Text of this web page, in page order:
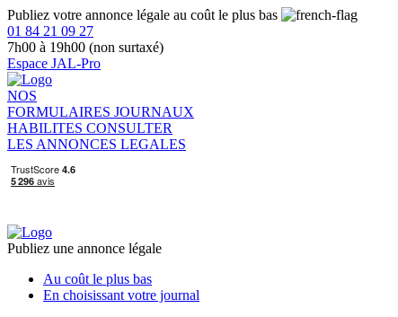
Publiez votre annonce légale au coût le plus bas
01 84 21 09 27
7h00 à 19h00 (non surtaxé)
Espace JAL-Pro
NOS
FORMULAIRES JOURNAUX
HABILITES CONSULTER
LES ANNONCES LEGALES
Publiez une annonce légale
Au coût le plus bas
En choisissant votre journal